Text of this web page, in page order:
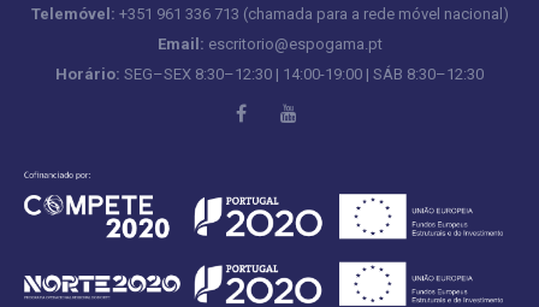
Telemóvel: +351 961 336 713 (chamada para a rede móvel nacional)
Email: escritorio@espogama.pt
Horário: SEG–SEX 8:30–12:30 | 14:00-19:00 | SÁB 8:30–12:30